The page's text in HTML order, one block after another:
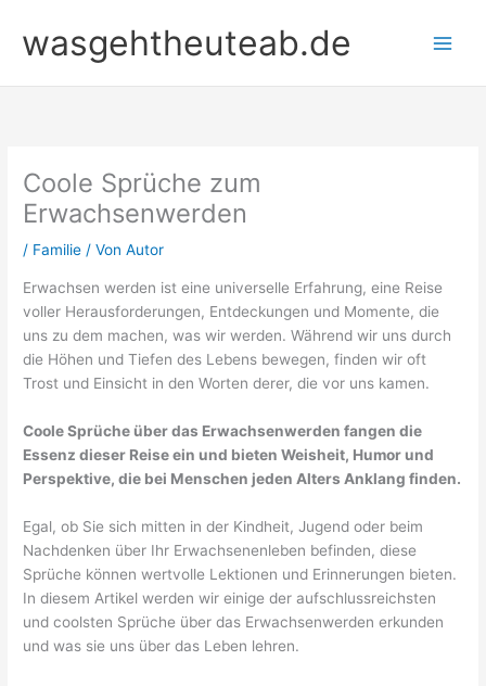
Inhalt
springen
wasgehtheuteab.de
Coole Sprüche zum
Erwachsenwerden
/ Familie / VonAutor
Erwachsen werden ist eine universelle Erfahrung, eine Reise
voller Herausforderungen, Entdeckungen und Momente, die
uns zu dem machen, was wir werden. Während wir uns durch
die Höhen und Tiefen des Lebens bewegen, finden wir oft
Trost und Einsicht in den Worten derer, die vor uns kamen.
Coole Sprüche über das Erwachsenwerden fangen die
Essenz dieser Reise ein und bieten Weisheit, Humor und
Perspektive, die bei Menschen jeden Alters Anklang finden.
Egal, ob Sie sich mitten in der Kindheit, Jugend oder beim
Nachdenken über Ihr Erwachsenenleben befinden, diese
Sprüche können wertvolle Lektionen und Erinnerungen bieten.
In diesem Artikel werden wir einige der aufschlussreichsten
und coolsten Sprüche über das Erwachsenwerden erkunden
und was sie uns über das Leben lehren.